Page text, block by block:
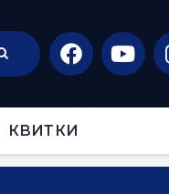
КВИТКИ